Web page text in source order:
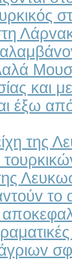
και
έξω
της